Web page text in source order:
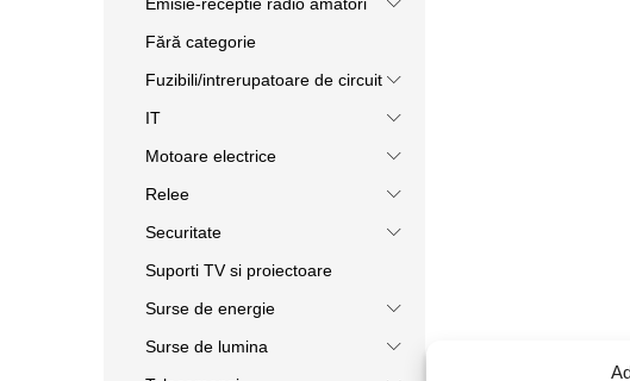
Fără categorie
Fuzibili/intrerupatoare de circuit
IT
Motoare electrice
Relee
Securitate
Suporti TV si proiectoare
Surse de energie
Surse de lumina